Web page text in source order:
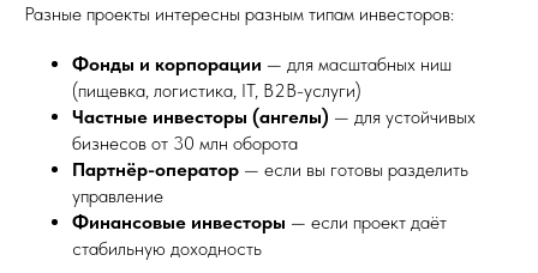
Разные проекты интересны разным типам инвесторов:
Фонды и корпорации — для масштабных ниш
(пищевка, логистика, IT, B2B-услуги)
Частные инвесторы (ангелы) — для устойчивых
бизнесов от 30 млн оборота
Партнёр-оператор — если вы готовы разделить
управление
Финансовые инвесторы — если проект даёт
стабильную доходность